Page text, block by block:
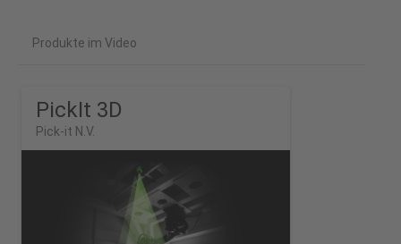
Produkte im Video
PickIt 3D
Pick-it N.V.